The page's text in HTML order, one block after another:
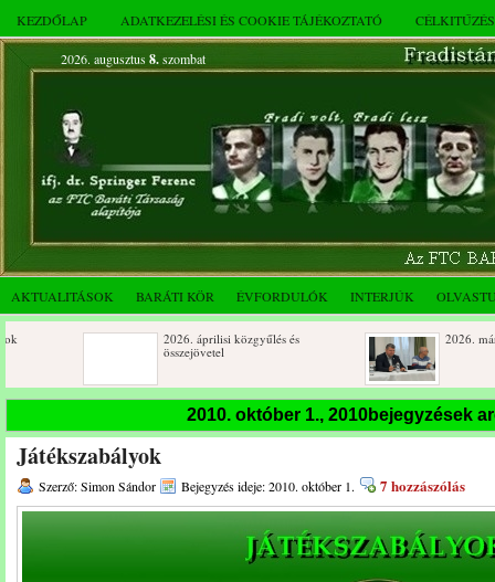
KEZDŐLAP ADATKEZELÉSI ÉS COOKIE TÁJÉKOZTATÓ
2026. augusztus 8.szombat
AKTUALITÁSOK BARÁTI KÖR ÉVFORDULÓK INTERJÚK
2026. áprilisi közgyűlés és
összejövetel
2026. márciusi
Születésnapi koszorúzások
Rendkívüli
novemberi
Az FTC Baráti Kör 2025. októberi
összejövetel
2010. október 1., 2010bejegyzések
Játékszabályok
Szerző: Simon Sándor Bejegyzés ideje: 2010. október 1. 7 hozzászólás